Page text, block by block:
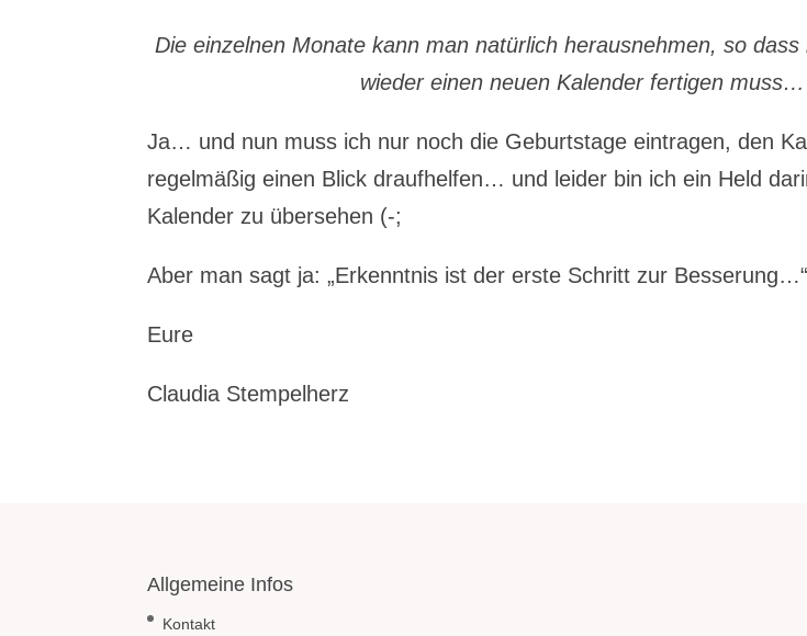
Die einzelnen Monate kann man natürlich herausnehmen, so
wieder einen neuen Kalender fertigen muss…
Ja… und nun muss ich nur noch die Geburtstage eintragen, den
regelmäßig einen Blick draufhelfen… und leider bin ich ein Held
Kalender zu übersehen (-;
Aber man sagt ja: „Erkenntnis ist der erste Schritt zur
Eure
Claudia Stempelherz
Allgemeine Infos
Kontakt